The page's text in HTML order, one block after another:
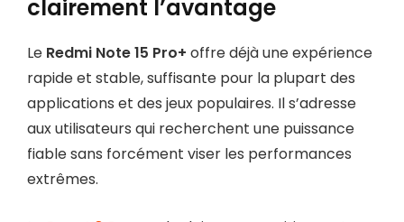
clairement l’avantage
Le Redmi Note 15 Pro+ offre déjà une expérience
rapide et stable, suffisante pour la plupart des
applications et des jeux populaires. Il s’adresse
aux utilisateurs qui recherchent une puissance
fiable sans forcément viser les performances
extrêmes.